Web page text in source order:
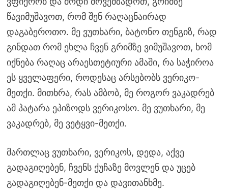
წავიმუშავოთ, რომ შენ რაღაცნაირად
დაგაბეროთო. მე ვუთხარი, ბატონო თენგიზ, რად
გინდათ რომ ეხლა ჩვენ გრიმზე ვიმუშავოთ, ხომ
იქნება რაღაც არაესთეტიური ამაში, რა საჭიროა
ეს ყველაფერი, როდესაც არსებობს ვერიკო-
მეთქი. მითხრა, რას ამბობ, მე როგორ ვაკადრებ
ამ პატარა ეპიზოდს ვერიკოსო. მე ვუთხარი, მე
ვაკადრებ, მე ვეტყვი-მეთქი.
მართლაც ვუთხარი, ვერიკოს, დედა, აქვე
გადაგიღებენ, ჩვენს ქუჩაზე მოვლენ და უცებ
გადაგიღებენ-მეთქი და დავითანხმე.